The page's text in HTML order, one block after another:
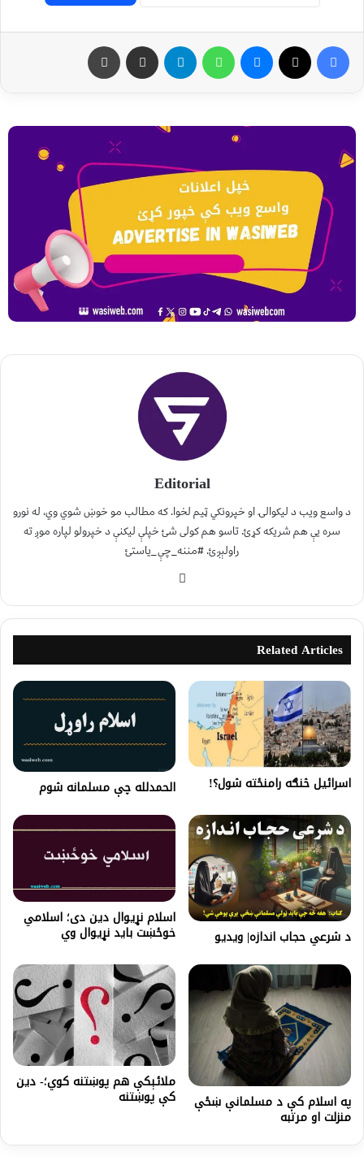
Editorial
د واسع ویب د لیکوالۍ او خپرونکي ټیم لخوا. که مطالب مو خوښ شوي وي، له نورو
سره یې هم شریکه کړئ. تاسو هم کولی شئ خپلې لیکنې د خپرولو لپاره موږ ته
راولېږئ. #مننه_چې_یاستئ
Related Articles
اسرائیل څنګه رامنځته شول؟! الحمدلله چې مسلمانه شوم
د شرعي حجاب اندازه| ویدیو
اسلام نړيوال دين دى؛‌ اسلامي
خوځښت بايد نړيوال وي
په اسلام کې د مسلمانې ښځې
منزلت او مرتبه
ملائېکې هم پوښتنه کوي؛- دین
کې پوښتنه